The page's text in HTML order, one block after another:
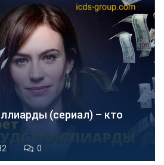
(сериал) – кто
0